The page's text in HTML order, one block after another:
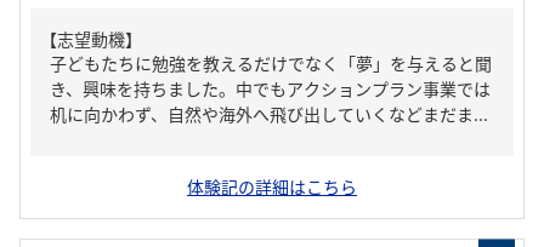
【志望動機】
子どもたちに勉強を教えるだけでなく「夢」を与えると聞
き、興味を持ちました。中でもアクションプラン事業では
机に向かわず、自然や海外へ飛び出していくなどまだま...
体験記の詳細はこちら